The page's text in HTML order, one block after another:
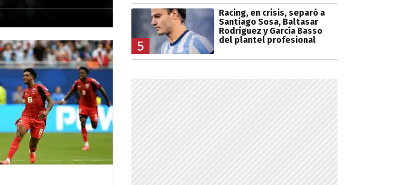
5
Racing, en crisis, separó a
Santiago Sosa, Baltasar
Rodríguez y García Basso
del plantel profesional